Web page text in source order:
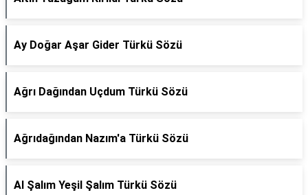
Ay Doğar Aşar Gider Türkü Sözü
Ağrı Dağından Uçdum Türkü Sözü
Ağrıdağından Nazım'a Türkü Sözü
Al Şalım Yeşil Şalım Türkü Sözü